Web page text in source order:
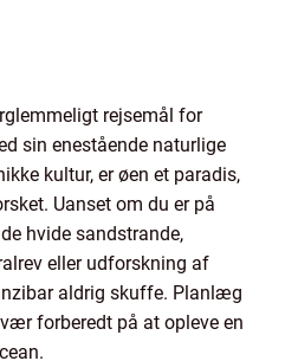
rejsemål for
sin enestående naturlige
kultur, er øen et paradis,
Uanset om du er på
hvide sandstrande,
eller udforskning af
aldrig skuffe. Planlæg
forberedt på at opleve en